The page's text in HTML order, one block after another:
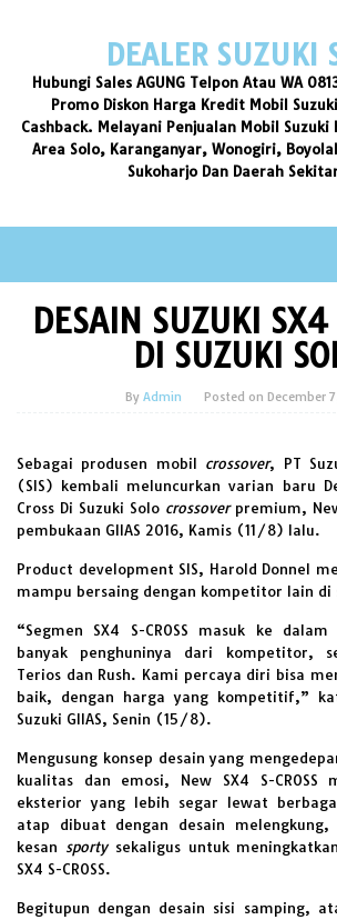
DEALER SUZUKI
Hubungi Sales AGUNG Telpon Atau WA
Promo Diskon Harga Kredit Mobil
Cashback. Melayani Penjualan Mobil
Area Solo, Karanganyar, Wonogiri,
Sukoharjo Dan Daerah
DESAIN SUZUKI SX4
DI SUZUKI
By Admin Posted on December
Sebagai produsen mobil crossover, PT
(SIS) kembali meluncurkan varian baru
Cross Di Suzuki Solo crossoverpremium, New
pembukaan GIIAS 2016, Kamis (11/8) lalu.
Product development SIS, Harold Donnel
mampu bersaing dengan kompetitor lain di
“Segmen SX4 S-CROSS masuk ke
banyak penghuninya dari kompetitor,
Terios dan Rush. Kami percaya diri bisa
baik, dengan harga yang kompetitif,”
Suzuki GIIAS, Senin (15/8).
Mengusung konsep desain yang
kualitas dan emosi, New SX4 S-CROSS
eksterior yang lebih segar lewat
atap dibuat dengan desain melengkung,
kesan sportysekaligus untuk
SX4 S-CROSS.
Begitupun dengan desain sisi samping,